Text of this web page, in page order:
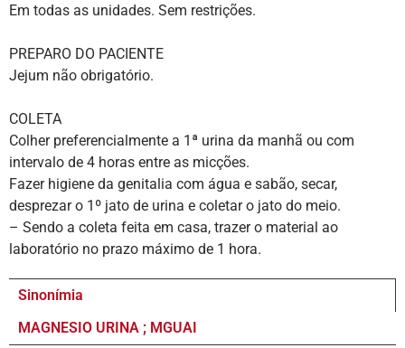
Em todas as unidades. Sem restrições.
PREPARO DO PACIENTE
Jejum não obrigatório.
COLETA
Colher preferencialmente a 1ª urina da manhã ou com
intervalo de 4 horas entre as micções.
Fazer higiene da genitalia com água e sabão, secar,
desprezar o 1º jato de urina e coletar o jato do meio.
– Sendo a coleta feita em casa, trazer o material ao
laboratório no prazo máximo de 1 hora.
Sinonímia
MAGNESIO URINA ; MGUAI